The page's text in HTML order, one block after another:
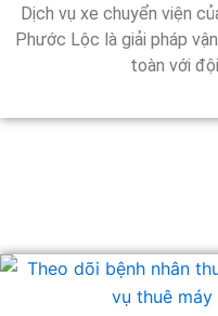
Dịch vụ xe chuyển viện
Phước Lộc là giải pháp
toàn với